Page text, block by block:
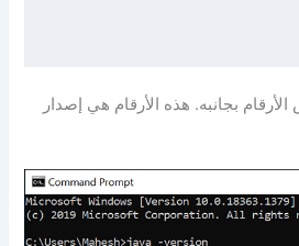
بجانبه. هذه الأرقام هي إصدار